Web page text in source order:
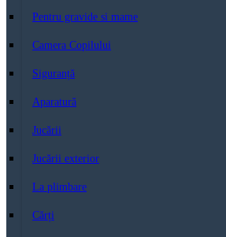
Pentru gravide si mame
Camera Copilului
Siguranță
Aparatură
Jucării
Jucării exterior
La plimbare
Cărți